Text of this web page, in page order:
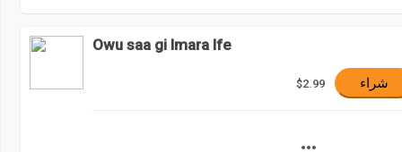
Owu saa gi Imara Ife
$2.99 شراء